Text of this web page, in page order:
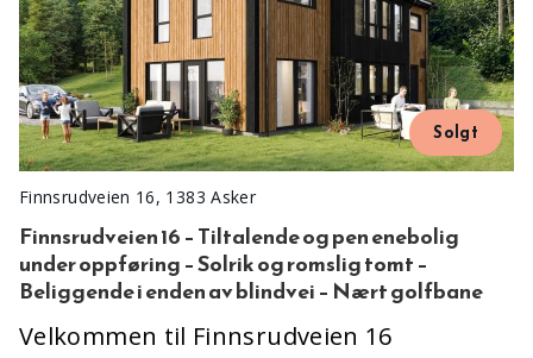
Solgt
Finnsrudveien 16, 1383 Asker
Finnsrudveien 16 – Tiltalende og pen enebolig
under oppføring – Solrik og romslig tomt –
Beliggende i enden av blindvei – Nært golfbane
Velkommen til Finnsrudveien 16